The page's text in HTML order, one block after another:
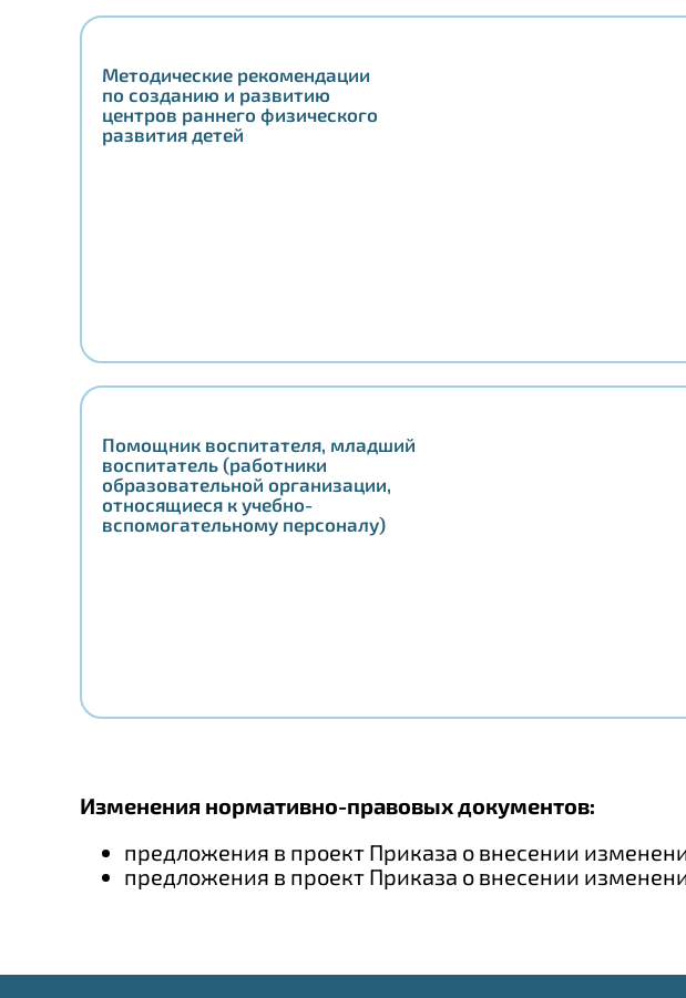
Методические рекомендации
по созданию и развитию
центров раннего физического
развития детей
Помощник воспитателя, младший
воспитатель (работники
образовательной организации,
относящиеся к учебно-
вспомогательному персоналу)
Изменения нормативно-правовых документов:
предложения в проект Приказа о внесении
предложения в проект Приказа о внесении